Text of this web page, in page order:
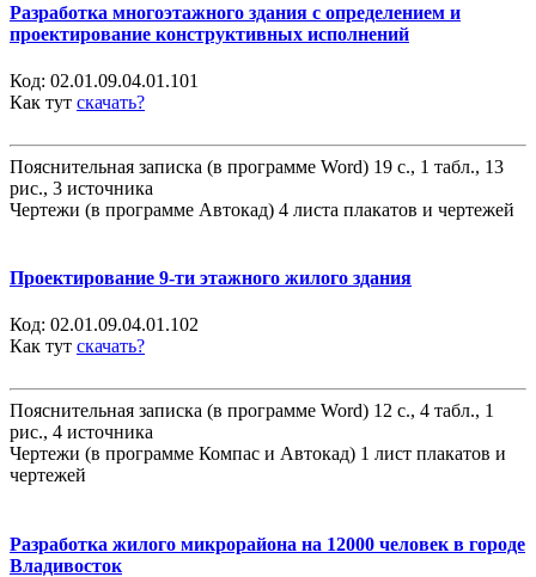
Разработка многоэтажного здания с определением и
проектирование конструктивных исполнений
Код: 02.01.09.04.01.101
Как тут скачать?
Пояснительная записка (в программе Word) 19 с., 1 табл., 13
рис., 3 источника
Чертежи (в программе Автокад) 4 листа плакатов и чертежей
Проектирование 9-ти этажного жилого здания
Код: 02.01.09.04.01.102
Как тут скачать?
Пояснительная записка (в программе Word) 12 с., 4 табл., 1
рис., 4 источника
Чертежи (в программе Компас и Автокад) 1 лист плакатов и
чертежей
Разработка жилого микрорайона на 12000 человек в городе
Владивосток